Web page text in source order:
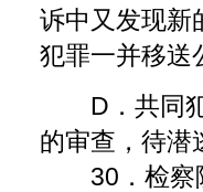
诉中又发现新
犯罪一并移送
D．共同犯
的审查，待潜
30．检察院